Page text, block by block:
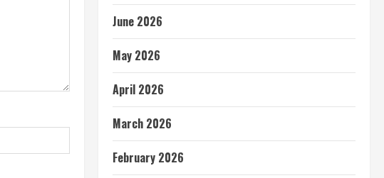
June 2026
May 2026
April 2026
March 2026
February 2026